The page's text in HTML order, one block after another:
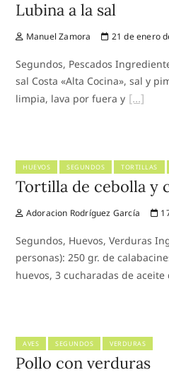
Lubina a la sal
Manuel Zamora 21 de enero
Segundos, Pescados
sal Costa «Alta Cocina», sal y
limpia, lava por fuera y
HUEVOS SEGUNDOS TORTILLAS
Tortilla de cebolla y
Adoracion Rodríguez García
Segundos, Huevos, Verduras
personas): 250 gr. de
huevos, 3 cucharadas de
AVES SEGUNDOS VERDURAS
Pollo con verduras